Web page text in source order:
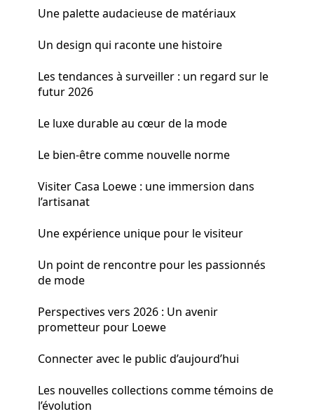
Une palette audacieuse de matériaux
Un design qui raconte une histoire
Les tendances à surveiller : un regard sur le
futur 2026
Le luxe durable au cœur de la mode
Le bien-être comme nouvelle norme
Visiter Casa Loewe : une immersion dans
l’artisanat
Une expérience unique pour le visiteur
Un point de rencontre pour les passionnés
de mode
Perspectives vers 2026 : Un avenir
prometteur pour Loewe
Connecter avec le public d’aujourd’hui
Les nouvelles collections comme témoins de
l’évolution